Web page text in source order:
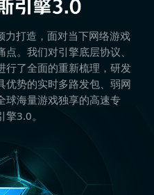
打造，面对当下网络游戏
。我们对引擎底层协议、
行了全面的重新梳理，研发
优势的实时多路发包、弱网
球海量游戏独享的高速专
3.0。